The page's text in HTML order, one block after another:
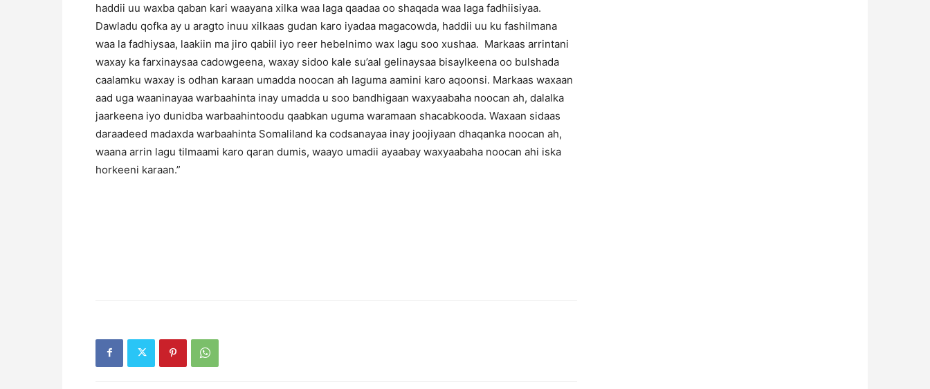
haddii uu waxba qaban kari waayana xilka waa laga qaadaa oo shaqada waa laga fadhiisiyaa.
Dawladu qofka ay u aragto inuu xilkaas gudan karo iyadaa magacowda, haddii uu ku fashilmana
waa la fadhiysaa, laakiin ma jiro qabiil iyo reer hebelnimo wax lagu soo xushaa. Markaas arrintani
waxay ka farxinaysaa cadowgeena, waxay sidoo kale su’aal gelinaysaa bisaylkeena oo bulshada
caalamku waxay is odhan karaan umadda noocan ah laguma aamini karo aqoonsi. Markaas waxaan
aad uga waaninayaa warbaahinta inay umadda u soo bandhigaan waxyaabaha noocan ah, dalalka
jaarkeena iyo dunidba warbaahintoodu qaabkan uguma waramaan shacabkooda. Waxaan sidaas
daraadeed madaxda warbaahinta Somaliland ka codsanayaa inay joojiyaan dhaqanka noocan ah,
waana arrin lagu tilmaami karo qaran dumis, waayo umadii ayaabay waxyaabaha noocan ahi iska
horkeeni karaan.”